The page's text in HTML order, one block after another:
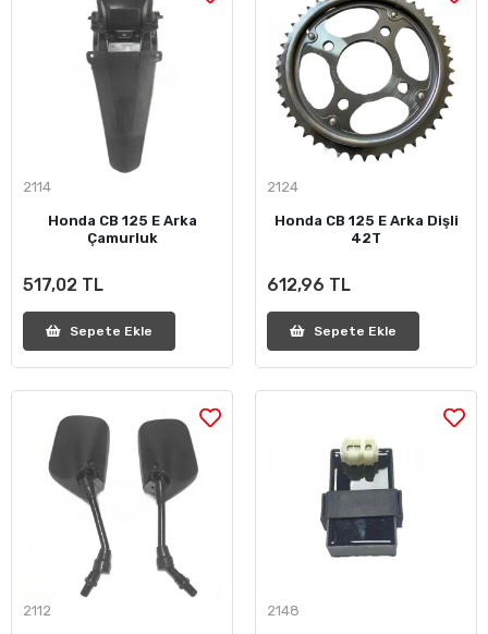
2114
Honda CB 125 E Arka
Çamurluk
517,02 TL
Sepete Ekle
2124
Honda CB 125 E Arka Dişli
42T
612,96 TL
Sepete Ekle
2112 2148